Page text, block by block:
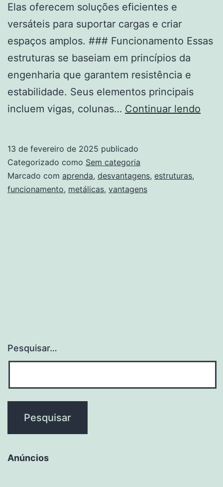
Elas oferecem soluções eficientes e
versáteis para suportar cargas e criar
espaços amplos. ### Funcionamento Essas
estruturas se baseiam em princípios da
engenharia que garantem resistência e
estabilidade. Seus elementos principais
incluem vigas, colunas… Continuar lendo
13 de fevereiro de 2025 publicado
Categorizado como Sem categoria
Marcado com aprenda, desvantagens, estruturas,
funcionamento, metálicas, vantagens
Pesquisar…
Anúncios